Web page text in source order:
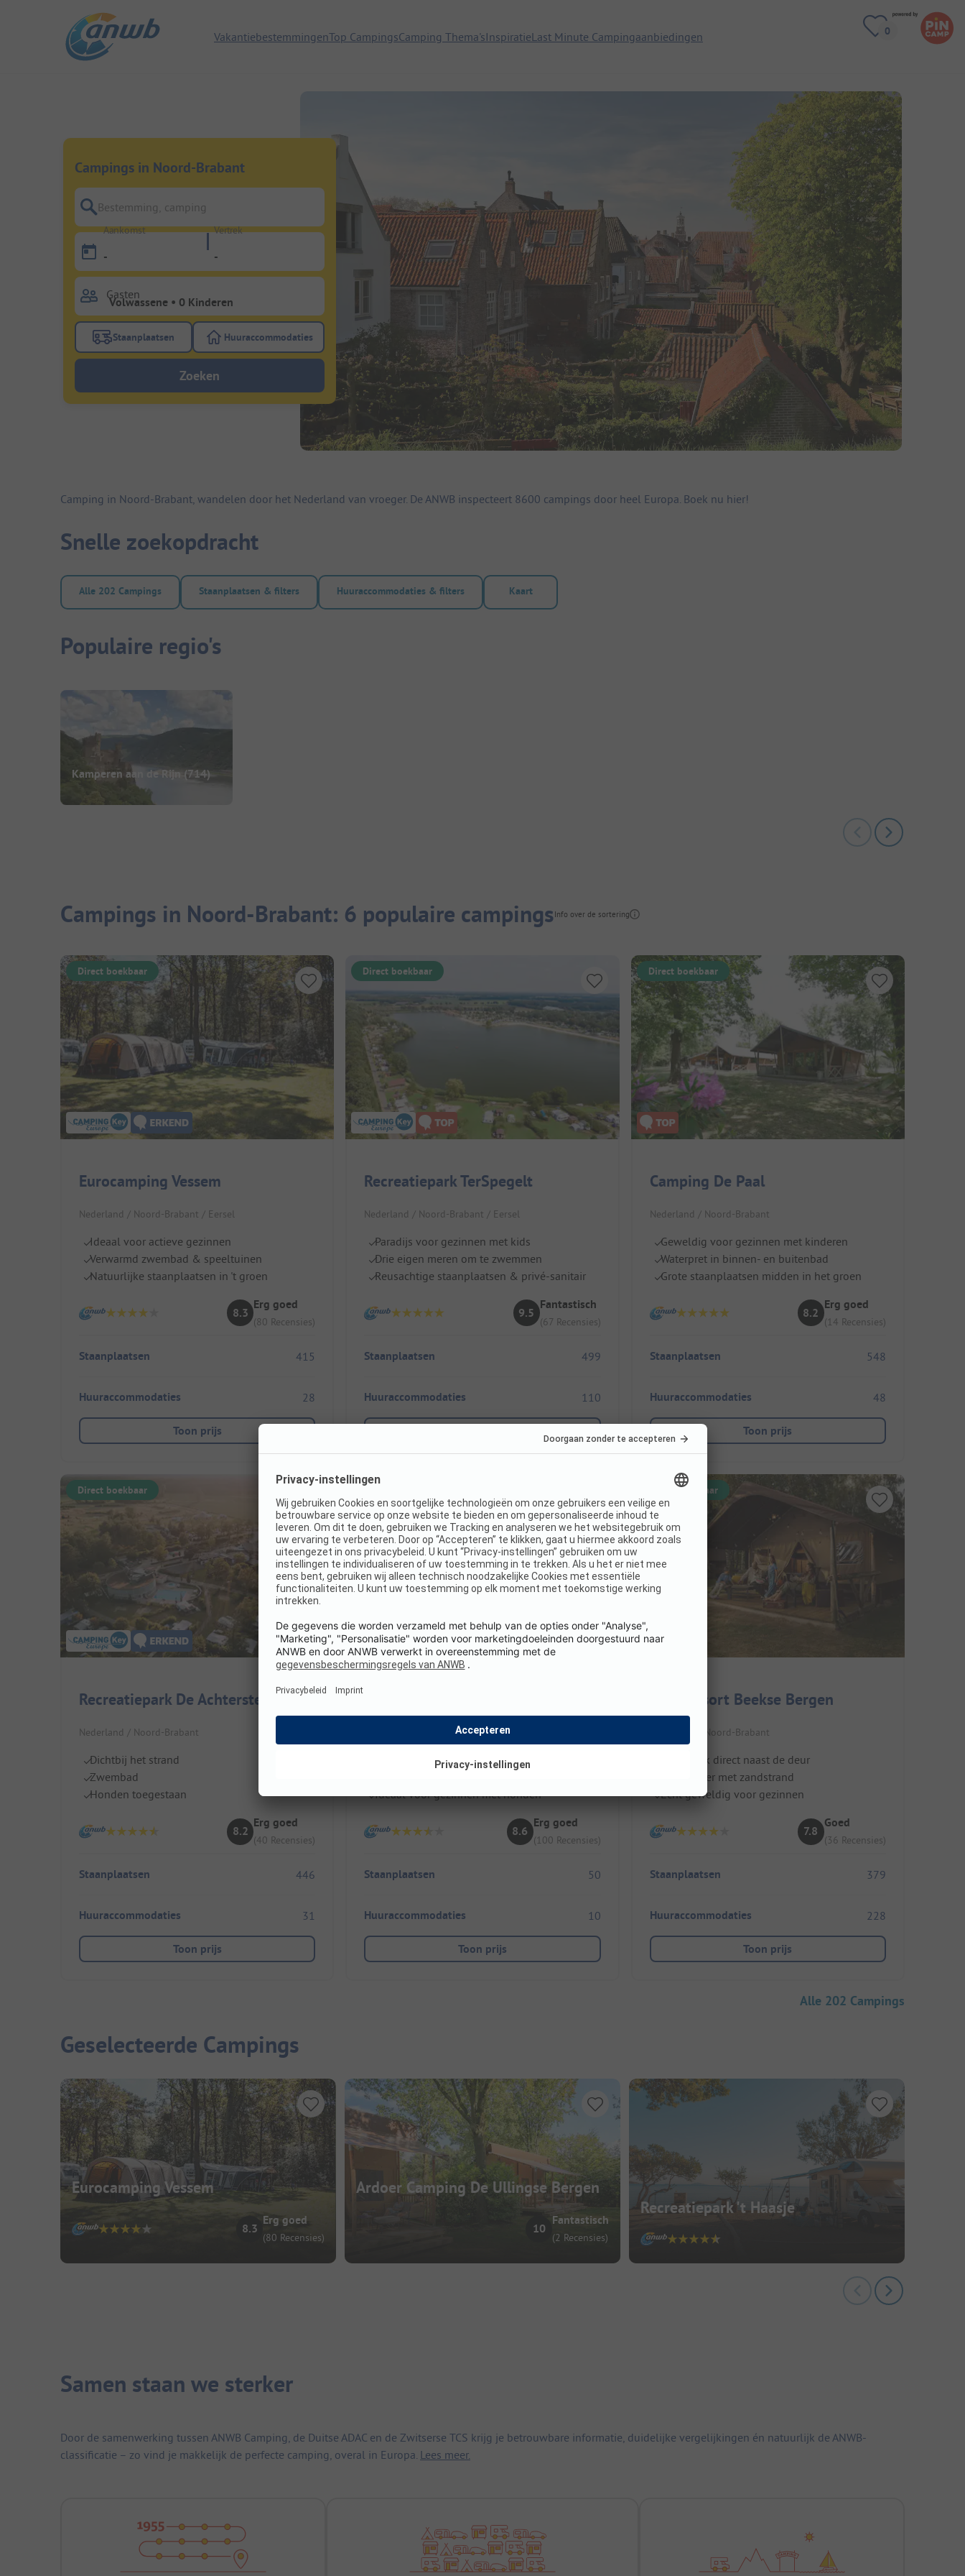
VakantiebestemmingenTop CampingsCamping Thema'sInspiratieLast Minute Campingaanbiedingen
Campings in Noord-Brabant
Bestemming, camping
Aankomst
-
Vertrek
-
Gasten
Gebruik de filterknop staanplaatsen om te zoeken naar staanplaatsen
Staanplaatsen Gebruik de filterknop huuraccommodaties om te zoeken naar huuraccommodaties
Huuraccommodaties
Zoeken
Camping in Noord-Brabant, wandelen door het Nederland van vroeger. De ANWB inspecteert 8600 campings door heel Europa. Boek nu hier!
Snelle zoekopdracht
Alle 202 Campings Staanplaatsen & filters Huuraccommodaties & filters Kaart
Populaire regio's
Kamperen aan de Rijn (714)
Campings in Noord-Brabant: 6 populaire campingsInfo over de sortering
Direct boekbaar
Eurocamping Vessem
Nederland / Noord-Brabant / Eersel
Ideaal voor actieve gezinnen
Verwarmd zwembad & speeltuinen
Natuurlijke staanplaatsen in 't groen
8.3
Erg goed
(80 Recensies)
Staanplaatsen 415
Huuraccommodaties 28
Toon prijs
Direct boekbaar
Recreatiepark TerSpegelt
Nederland / Noord-Brabant / Eersel
Paradijs voor gezinnen met kids
Drie eigen meren om te zwemmen
Reusachtige staanplaatsen & privé-sanitair
9.5
Fantastisch
(67 Recensies)
Staanplaatsen 499
Huuraccommodaties 110
Direct boekbaar
Camping De Paal
Nederland / Noord-Brabant
Geweldig voor gezinnen met kinderen
Waterpret in binnen- en buitenbad
Grote staanplaatsen midden in het groen
8.2
Erg goed
(14 Recensies)
Staanplaatsen 548
Huuraccommodaties 48
Toon prijs
Direct boekbaar
Recreatiepark De Achterste Hoef
Nederland / Noord-Brabant
Dichtbij het strand
Zwembad
Honden toegestaan
8.2
Erg goed
(40 Recensies)
Staanplaatsen 446
Huuraccommodaties 31
Toon prijs
Direct boekbaar
Nederland / Noord-Brabant / Breda
Gemoedelijke, groene camping bij Breda
Ideaal voor gezinnen met honden
8.6
Erg goed
(100 Recensies)
Staanplaatsen 50
Huuraccommodaties 10
Toon prijs
Direct boekbaar
Lake Resort Beekse Bergen
Nederland / Noord-Brabant
Safaripark direct naast de deur
Groot meer met zandstrand
Echt geweldig voor gezinnen
7.8
Goed
(36 Recensies)
Staanplaatsen 379
Huuraccommodaties 228
Toon prijs
Alle 202 Campings
Geselecteerde Campings
Eurocamping Vessem
8.3
Erg goed
(80 Recensies)
Ardoer Camping De Ullingse Bergen
10
Fantastisch
(2 Recensies)
Recreatiepark 't Haasje
Samen staan we sterker
Door de samenwerking tussen ANWB Camping, de Duitse ADAC en de Zwitserse TCS krijg je betrouwbare informatie, duidelijke vergelijkingen én natuurlijk de ANWB-
classificatie – zo vind je makkelijk de perfecte camping, overal in Europa. Lees meer.